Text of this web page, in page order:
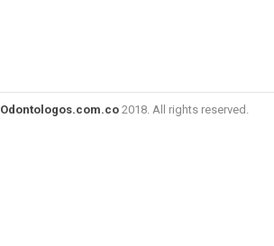
Odontologos.com.co 2018. All rights reserved.